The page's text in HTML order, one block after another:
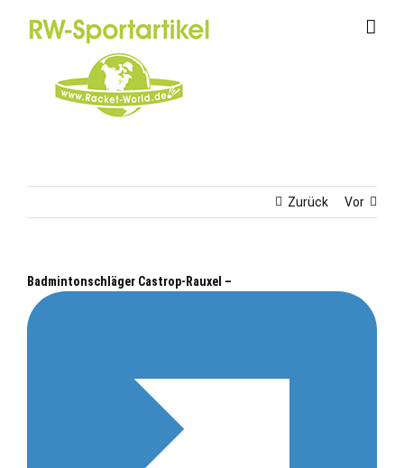
Zurück Vor
Badmintonschläger Castrop-Rauxel –